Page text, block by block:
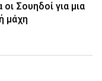
Σουηδοί για μια
μάχη